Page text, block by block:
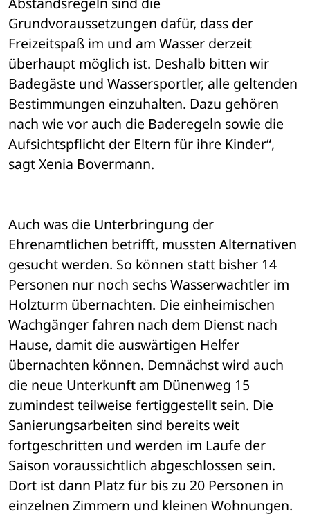
Grundvoraussetzungen dafür, dass der
Freizeitspaß im und am Wasser derzeit
überhaupt möglich ist. Deshalb bitten wir
Badegäste und Wassersportler, alle geltenden
Bestimmungen einzuhalten. Dazu gehören
nach wie vor auch die Baderegeln sowie die
Aufsichtspflicht der Eltern für ihre Kinder“,
sagt Xenia Bovermann.
Auch was die Unterbringung der
Ehrenamtlichen betrifft, mussten Alternativen
gesucht werden. So können statt bisher 14
Personen nur noch sechs Wasserwachtler im
Holzturm übernachten. Die einheimischen
Wachgänger fahren nach dem Dienst nach
Hause, damit die auswärtigen Helfer
übernachten können. Demnächst wird auch
die neue Unterkunft am Dünenweg 15
zumindest teilweise fertiggestellt sein. Die
Sanierungsarbeiten sind bereits weit
fortgeschritten und werden im Laufe der
Saison voraussichtlich abgeschlossen sein.
Dort ist dann Platz für bis zu 20 Personen in
einzelnen Zimmern und kleinen Wohnungen.